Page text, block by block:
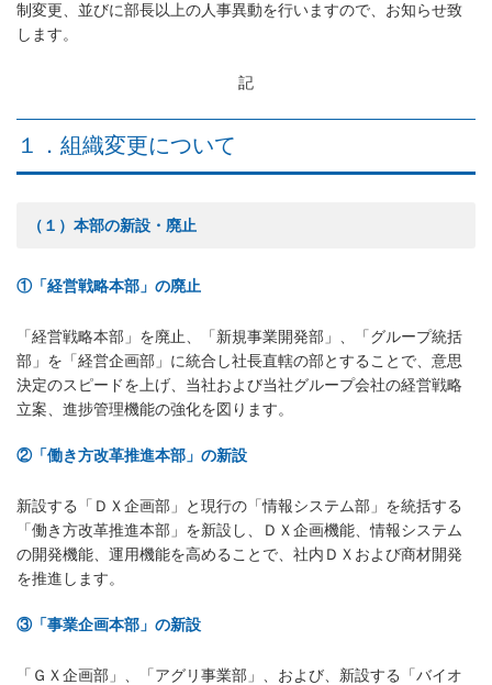
制変更、並びに部長以上の人事異動を行いますので、お知らせ致
します。
記
１．組織変更について
（１）本部の新設・廃止
①「経営戦略本部」の廃止
「経営戦略本部」を廃止、「新規事業開発部」、「グループ統括
部」を「経営企画部」に統合し社長直轄の部とすることで、意思
決定のスピードを上げ、当社および当社グループ会社の経営戦略
立案、進捗管理機能の強化を図ります。
②「働き方改革推進本部」の新設
新設する「ＤＸ企画部」と現行の「情報システム部」を統括する
「働き方改革推進本部」を新設し、ＤＸ企画機能、情報システム
の開発機能、運用機能を高めることで、社内ＤＸおよび商材開発
を推進します。
③「事業企画本部」の新設
「ＧＸ企画部」、「アグリ事業部」、および、新設する「バイオ